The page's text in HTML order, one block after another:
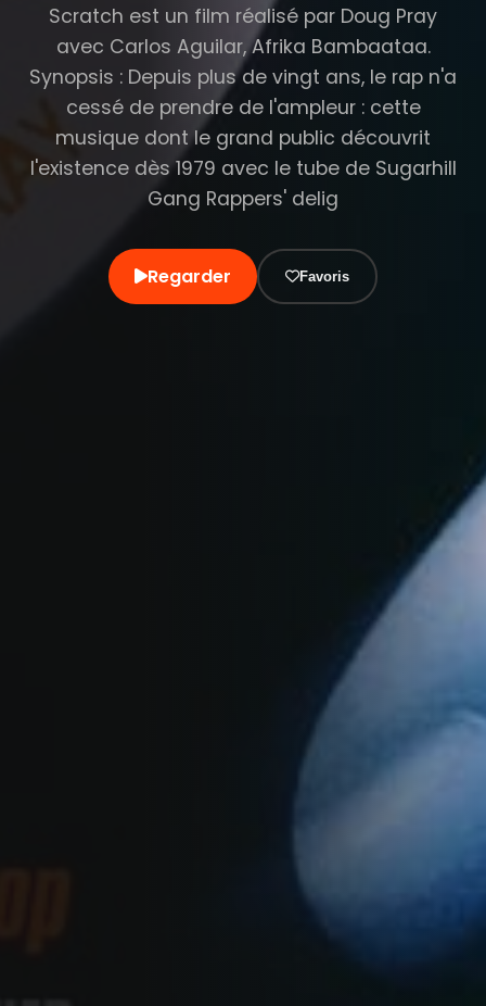
Scratch est un film réalisé par Doug Pray
avec Carlos Aguilar, Afrika Bambaataa.
Synopsis : Depuis plus de vingt ans, le rap n'a
cessé de prendre de l'ampleur : cette
musique dont le grand public découvrit
l'existence dès 1979 avec le tube de Sugarhill
Gang Rappers' delig
Regarder Favoris